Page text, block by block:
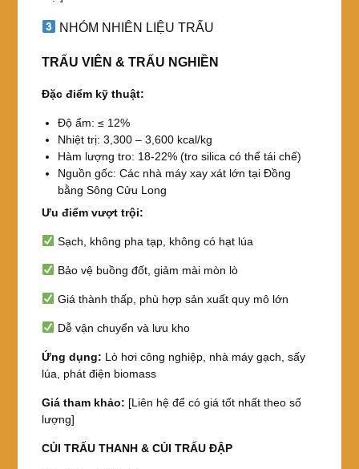
NHÓM NHIÊN LIỆU TRẤU
TRẤU VIÊN & TRẤU NGHIỀN
Đặc điểm kỹ thuật:
Độ ẩm: ≤ 12%
Nhiệt trị: 3,300 – 3,600 kcal/kg
Hàm lượng tro: 18-22% (tro silica có thể tái chế)
Nguồn gốc: Các nhà máy xay xát lớn tại Đồng
bằng Sông Cửu Long
Ưu điểm vượt trội:
Sạch, không pha tạp, không có hạt lúa
Bảo vệ buồng đốt, giảm mài mòn lò
Giá thành thấp, phù hợp sản xuất quy mô lớn
Dễ vận chuyển và lưu kho
Ứng dụng: Lò hơi công nghiệp, nhà máy gạch, sấy
lúa, phát điện biomass
Giá tham khảo: [Liên hệ để có giá tốt nhất theo số
lượng]
CỦI TRẤU THANH & CỦI TRẤU ĐẬP